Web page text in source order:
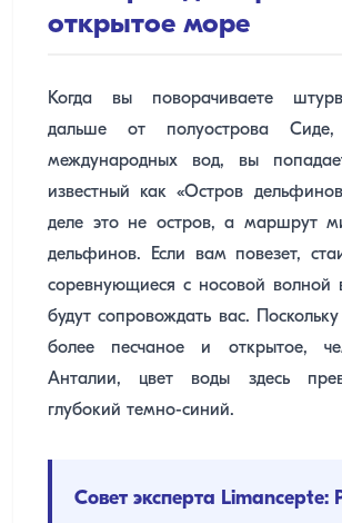
открытое море
Когда вы поворачиваете
дальше от полуострова
международных вод, вы
известный как «Остров
деле это не остров, а маршрут
дельфинов. Если вам повезет,
соревнующиеся с носовой волной
будут сопровождать вас.
более песчаное и открытое,
Анталии, цвет воды здесь
глубокий темно-синий.
Совет эксперта Limancepte: